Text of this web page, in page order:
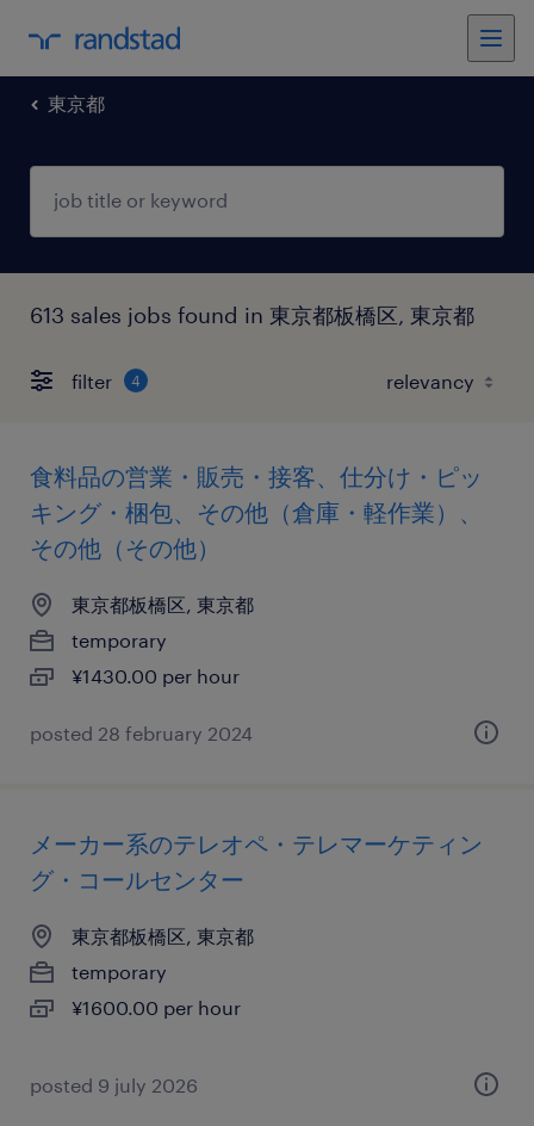
東京都
613 sales jobs found in 東京都板橋区, 東京都
filter 4
食料品の営業・販売・接客、仕分け・ピッ
キング・梱包、その他（倉庫・軽作業）、
その他（その他）
東京都板橋区, 東京都
temporary
¥1430.00 per hour
posted 28 february 2024
メーカー系のテレオペ・テレマーケティン
グ・コールセンター
東京都板橋区, 東京都
temporary
¥1600.00 per hour
posted 9 july 2026